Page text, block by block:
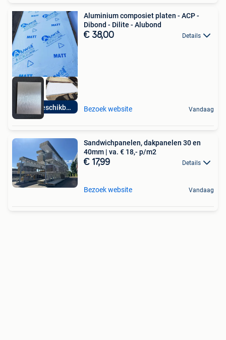
Direct beschikbaar
Aluminium composiet platen - ACP -
Dibond - Dilite - Alubond
€ 38,00 Details
Bezoek website Vandaag
Sandwichpanelen, dakpanelen 30 en
40mm | va. € 18,- p/m2
€ 17,99 Details
Bezoek website Vandaag